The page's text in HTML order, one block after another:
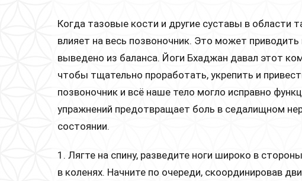
Когда тазовые кости и другие суставы в области
влияет на весь позвоночник. Это может
выведено из баланса. Йоги Бхаджан давал этот
чтобы тщательно проработать, укрепить и
позвоночник и всё наше тело могло исправно
упражнений предотвращает боль в седалищном
состоянии.
1. Лягте на спину, разведите ноги широко в
в коленях. Начните по очереди, скоординировав